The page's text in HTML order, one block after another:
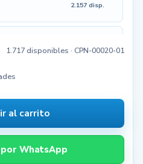
2.157 disp.
1.717 disponibles · CPN-00020-01
al carrito
WhatsApp